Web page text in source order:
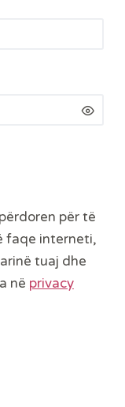
për të
faqe interneti,
tuaj dhe
në privacy